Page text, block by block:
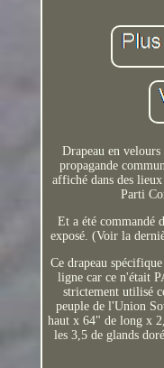
Drapeau en
propagande
affiché dans des
Parti
Et a été commandé
exposé. (Voir la
Ce drapeau
ligne car ce n'était
strictement utilisé
peuple de l'Union
haut x 64" de long x
les 3,5 de glands